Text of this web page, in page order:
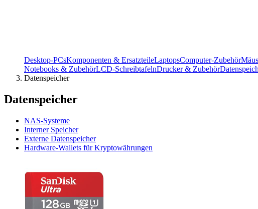
Desktop-PCsKomponenten & ErsatzteileLaptopsComputer-Zubehör
Notebooks & ZubehörLCD-SchreibtafelnDrucker & Zubehör
Datenspeicher
Datenspeicher
NAS-Systeme
Interner Speicher
Externe Datenspeicher
Hardware-Wallets für Kryptowährungen